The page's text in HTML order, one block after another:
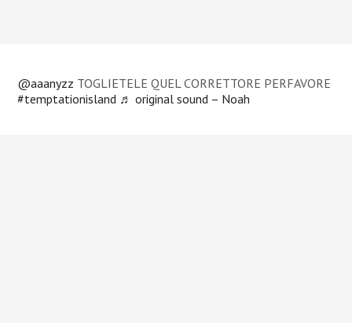
@aaanyzz TOGLIETELE QUEL CORRETTORE PERFAVORE
#temptationisland ♬ original sound – Noah